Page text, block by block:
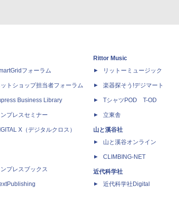
フォーラム
トショップ担当者フォーラム
Business Library
プレスセミナー
X（デジタルクロス）
プレスブックス
Rittor Music
リットーミュージック
楽器探そう!デジマート
TシャツPOD T-OD
立東舎
山と溪谷社
山と溪谷オンライン
CLIMBING-NET
近代科学社
近代科学社Digital